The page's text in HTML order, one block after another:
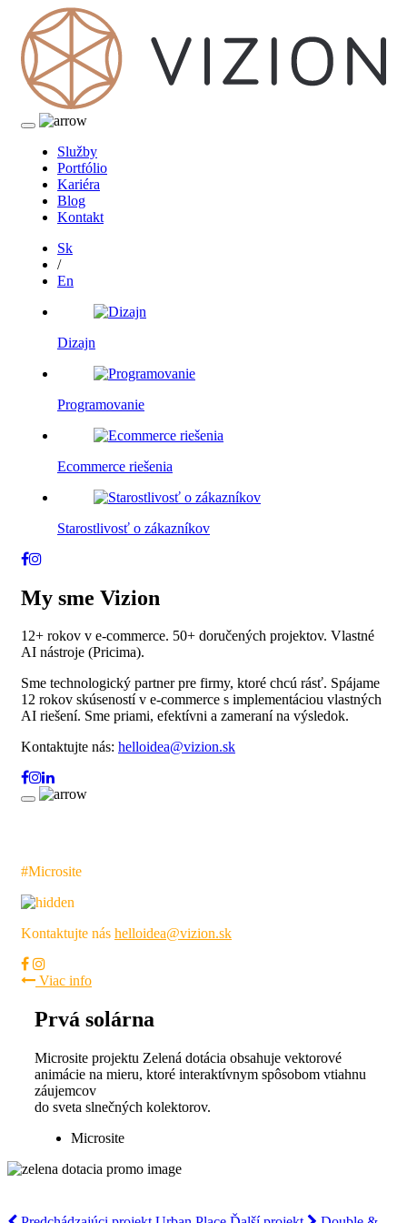
Služby
Portfólio
Kariéra
Blog
Kontakt
Sk
/
En
Dizajn
Programovanie
Ecommerce riešenia
Starostlivosť o zákazníkov
My sme Vizion
12+ rokov v e-commerce. 50+ doručených projektov. Vlastné
AI nástroje (Pricima).
Sme technologický partner pre firmy, ktoré chcú rásť. Spájame
12 rokov skúseností v e-commerce s implementáciou vlastných
AI riešení. Sme priami, efektívni a zameraní na výsledok.
Kontaktujte nás: helloidea@vizion.sk
#Microsite
Kontaktujte nás helloidea@vizion.sk
Viac info
Prvá solárna
Microsite projektu Zelená dotácia obsahuje vektorové
animácie na mieru, ktoré interaktívnym spôsobom vtiahnu
záujemcov
do sveta slnečných kolektorov.
Microsite